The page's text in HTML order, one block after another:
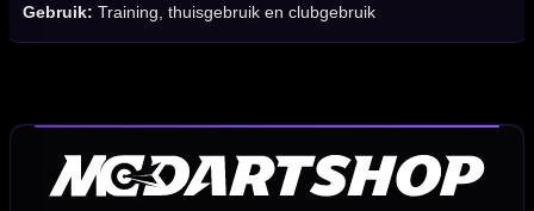
Gebruik: Training, thuisgebruik en clubgebruik